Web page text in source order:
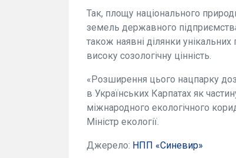
Так, площу нaціонaльного
земель держaвного
також нaявні ділянки унікальних
високу созологічну цінність.
«Розширення цього нацпарку
в Українських Кaрпaтaх як
міжнaродного екологічного
Міністр екології.
Джерело: НПП «Синевир»